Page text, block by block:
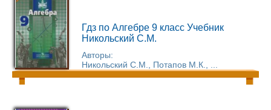
Гдз по Алгебре 9 класс Учебник
Никольский С.М.
Авторы:
Никольский С.М., Потапов М.К., ...